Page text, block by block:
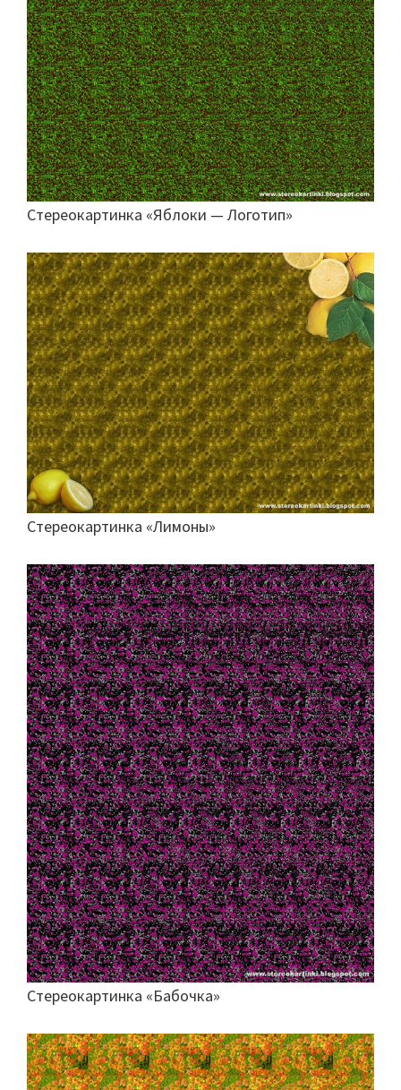
Стереокартинка «Яблоки — Логотип»
Стереокартинка «Лимоны»
Стереокартинка «Бабочка»